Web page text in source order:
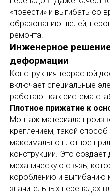
«повести» и выгибать со
образованию щелей,
ремонта.
Инженерное
деформации
Конструкция террасной
включает специальные
работают как система
Плотное прижатие к
Монтаж материала
креплением, такой
максимально плотное
конструкции. Это создает
механическую связь,
короблению и выгибанию
значительных перепадах